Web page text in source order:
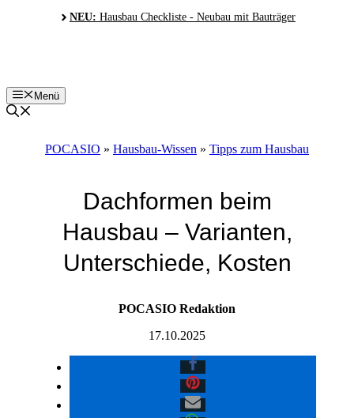
NEU: Hausbau Checkliste - Neubau mit Bauträger
Menü
POCASIO » Hausbau-Wissen » Tipps zum Hausbau
Dachformen beim
Hausbau – Varianten,
Unterschiede, Kosten
POCASIO Redaktion
17.10.2025